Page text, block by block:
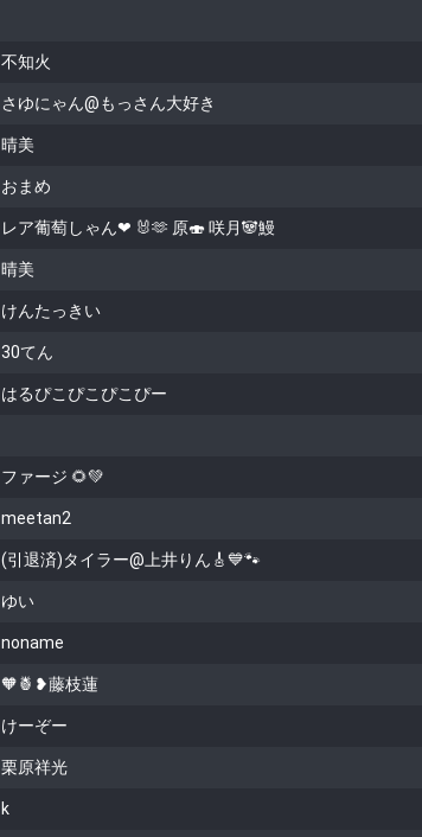
不知火
さゆにゃん@もっさん大好き
晴美
おまめ
レア葡萄しゃん❤ 🐰🫶 原🍣 咲月🐼鰻
晴美
けんたっきい
30てん
はるぴこぴこぴこぴー
ファージ 🌻💚
meetan2
(引退済)タイラー@上井りん🎸💙🐾
ゆい
noname
🧡🍍❥藤枝蓮
けーぞー
栗原祥光
k